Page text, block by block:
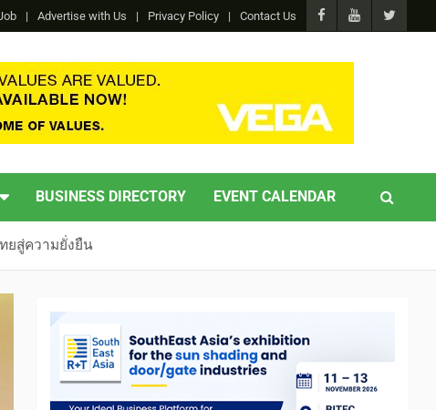
Advertise with Us Privacy Policy Contact Us
BUSINESS DIRECTORY EVENT CALENDAR
ยสู่ความยั่งยืน